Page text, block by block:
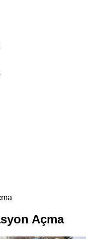
Açma